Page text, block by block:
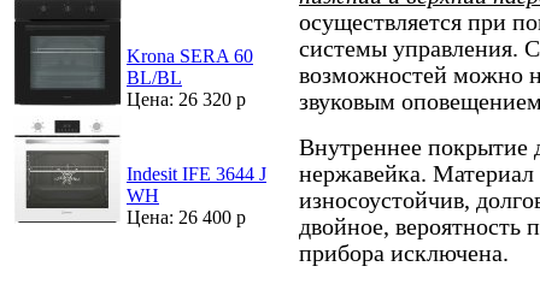
Krona SERA 60
BL/BL
Цена: 26 320 р
Indesit IFE 3644 J
WH
Цена: 26 400 р
осуществляется при
системы управления.
возможностей можно
звуковым
Внутреннее покрытие
нержавейка. Материал
износоустойчив,
двойное, вероятность
прибора исключена.